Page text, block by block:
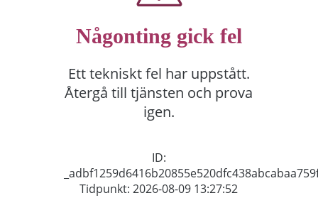
Någonting gick fel
Ett tekniskt fel har uppstått.
Återgå till tjänsten och prova
igen.
ID:
Tidpunkt: 2026-08-09 13:27:52